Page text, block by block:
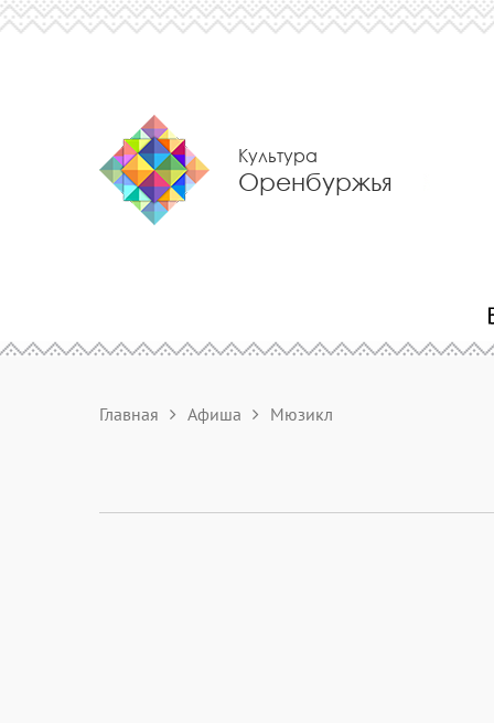
Культура
Оренбуржья
Главная Афиша Мюзикл